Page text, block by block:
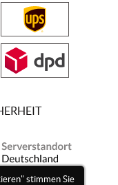
stimmen Sie